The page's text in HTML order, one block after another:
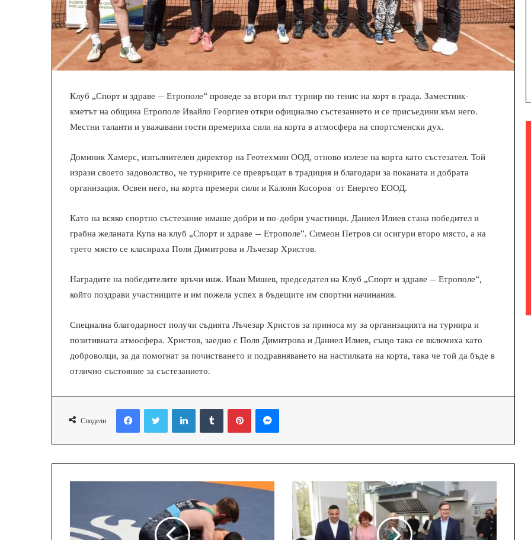
Клуб „Спорт и здраве – Етрополе“ проведе за втори път турнир по тенис на корт в града. Заместник-
кметът на община Етрополе Ивайло Георгиев откри официално състезанието и се присъедини към него.
Местни таланти и уважавани гости премериха сили на корта в атмосфера на спортсменски дух.
Доминик Хамерс, изпълнителен директор на Геотехмин ООД, отново излезе на корта като състезател. Той
изрази своето задоволство, че турнирите се превръщат в традиция и благодари за поканата и добрата
организация. Освен него, на корта премери сили и Калоян Косоров от Енергео ЕООД.
Като на всяко спортно състезание имаше добри и по-добри участници. Даниел Илиев стана победител и
грабна желаната Купа на клуб „Спорт и здраве – Етрополе“. Симеон Петров си осигури второ място, а на
трето място се класираха Поля Димитрова и Лъчезар Христов.
Наградите на победителите връчи инж. Иван Мишев, председател на Клуб „Спорт и здраве – Етрополе“,
който поздрави участниците и им пожела успех в бъдещите им спортни начинания.
Специална благодарност получи съдията Лъчезар Христов за приноса му за организацията на турнира и
позитивната атмосфера. Христов, заедно с Поля Димитрова и Даниел Илиев, също така се включиха като
доброволци, за да помогнат за почистването и подравняването на настилката на корта, така че той да бъде в
отлично състояние за състезанието.
Сподели
Facebook LinkedIn